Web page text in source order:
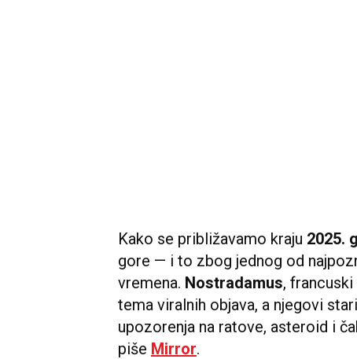
Kako se približavamo kraju 2025.
gore — i to zbog jednog od
vremena. Nostradamus,
tema viralnih objava, a njegovi
upozorenja na ratove, asteroid i
piše Mirror.